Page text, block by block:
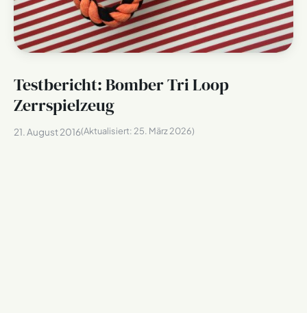
Testbericht: Bomber Tri Loop
Zerrspielzeug
21. August 2016(Aktualisiert: 25. März 2026)